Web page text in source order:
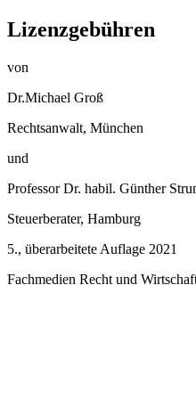
Lizenzgebühren
von
Dr.Michael Groß
Rechtsanwalt, München
und
Professor Dr. habil. Günther
Steuerberater, Hamburg
5., überarbeitete Auflage 2021
Fachmedien Recht und